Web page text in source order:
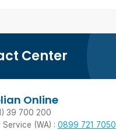
Center
Online
39 700 200
(WA) : 0899 721 7050